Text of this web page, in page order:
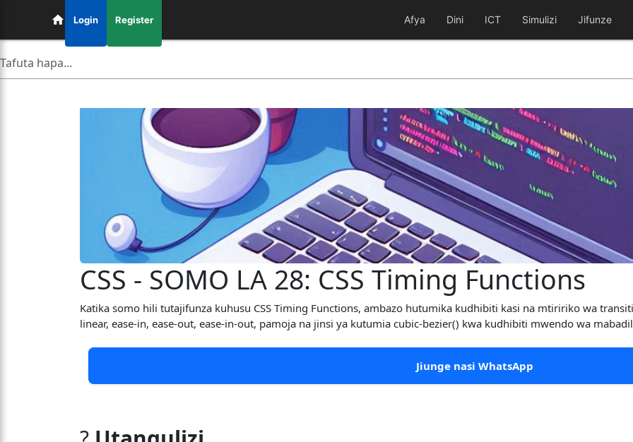
Login Register Afya Dini ICT Simulizi Jifunze
CSS - SOMO LA 28: CSS Timing Functions
Katika somo hili tutajifunza kuhusu CSS Timing Functions, ambazo hutumika kudhibiti kasi na mtiririko wa
linear, ease-in, ease-out, ease-in-out, pamoja na jinsi ya kutumia cubic-bezier() kwa kudhibiti mwendo wa
Jiunge nasi WhatsApp